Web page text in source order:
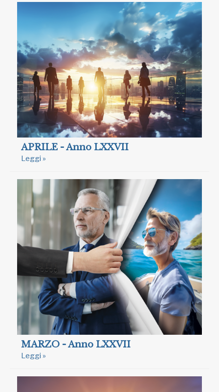
APRILE - Anno LXXVII
Leggi »
MARZO - Anno LXXVII
Leggi »